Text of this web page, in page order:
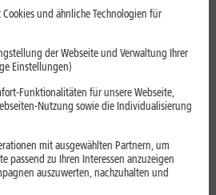
Sport: So
Dein Training
Tempo und Trainingsablauf
Herzfrequenzzonen, GPS,
ersetzen.
und ähnliche Technologien für
der Webseite und Verwaltung Ihrer
Einstellungen)
Funktionalitäten für unsere Webseite,
Nutzung sowie die Individualisierung
mit ausgewählten Partnern, um
passend zu Ihren Interessen anzuzeigen
auszuwerten, nachzuhalten und